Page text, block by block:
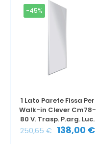
-45%
1 Lato Parete Fissa Per
Walk-in Clever Cm78-
80 V. Trasp. P.arg. Luc.
250,65€ 138,00 €